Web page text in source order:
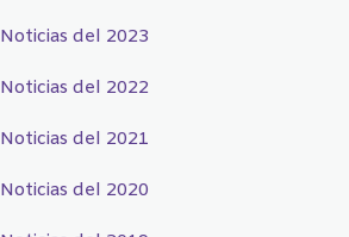
Noticias del 2023
Noticias del 2022
Noticias del 2021
Noticias del 2020